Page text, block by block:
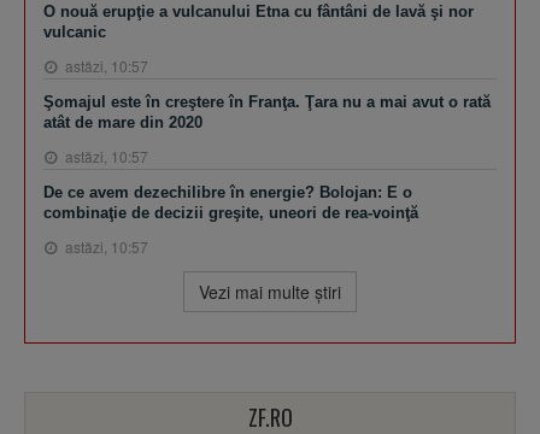
O nouă erupţie a vulcanului Etna cu fântâni de lavă şi nor
vulcanic
astăzi, 10:57
Şomajul este în creştere în Franţa. Ţara nu a mai avut o rată
atât de mare din 2020
astăzi, 10:57
De ce avem dezechilibre în energie? Bolojan: E o
combinaţie de decizii greşite, uneori de rea-voinţă
astăzi, 10:57
Vezi mai multe ştiri
ZF.RO